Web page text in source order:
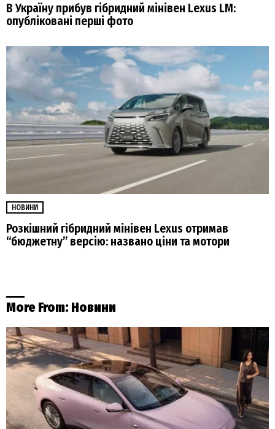
В Україну прибув гібридний мінівен Lexus LM:
опубліковані перші фото
НОВИНИ
Розкішний гібридний мінівен Lexus отримав
“бюджетну” версію: названо ціни та мотори
More From: Новини